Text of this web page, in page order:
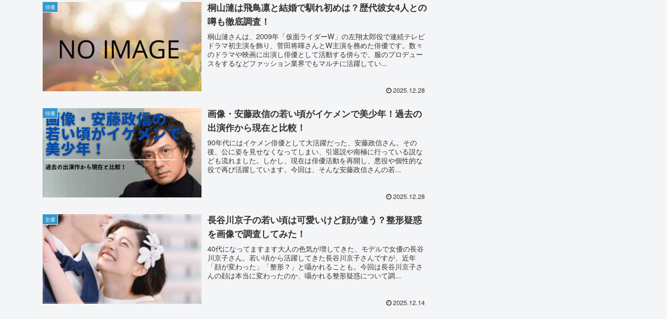
俳優
桐山漣は飛鳥凛と結婚で馴れ初めは？歴代彼女4人との
噂も徹底調査！
桐山漣さんは、2009年「仮面ライダーW」の左翔太郎役で連続テレビ
ドラマ初主演を飾り、菅田将暉さんとW主演を務めた俳優です。数々
のドラマや映画に出演し俳優として活動する傍らで、服のプロデュー
スをするなどファッション業界でもマルチに活躍してい...
2025.12.28
俳優
画像・安藤政信の若い頃がイケメンで美少年！過去の
出演作から現在と比較！
90年代にはイケメン俳優として大活躍だった、安藤政信さん。その
後、公に姿を見せなくなってしまい、引退説や南極に行っている説な
ども流れました。しかし、現在は俳優活動を再開し、悪役や個性的な
役で再び活躍しています。今回は、そんな安藤政信さんの若...
2025.12.28
女優
長谷川京子の若い頃は可愛いけど顔が違う？整形疑惑
を画像で調査してみた！
40代になってますます大人の色気が増してきた、モデルで女優の長谷
川京子さん。若い頃から活躍してきた長谷川京子さんですが、近年
「顔が変わった」「整形？」と囁かれることも。今回は長谷川京子さ
んの顔は本当に変わったのか、囁かれる整形疑惑について調...
2025.12.14